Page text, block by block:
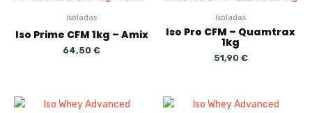
Isoladas
Iso Prime CFM 1kg – Amix
64,50 €
Isoladas
Iso Pro CFM – Quamtrax
1kg
51,90 €